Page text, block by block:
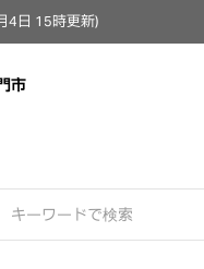
4日 15時更新）
市